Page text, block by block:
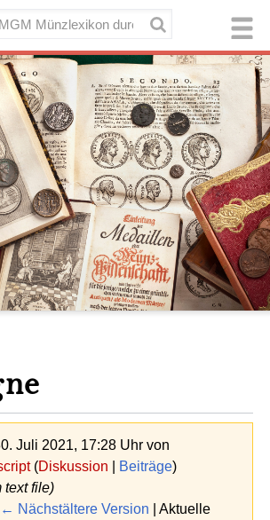
Juli 2021, 17:28 Uhr von
(Diskussion | Beiträge)
text file)
← Nächstältere Version | Aktuelle